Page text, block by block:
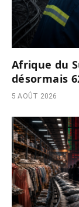
Afrique du
désormais
5 AOÛT 2026